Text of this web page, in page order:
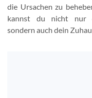
die Ursachen zu
kannst du nicht nur
sondern auch dein